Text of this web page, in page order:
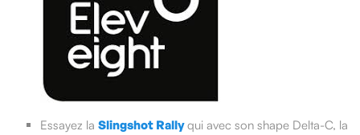
Essayez la Slingshot Rallyqui avec son shape Delta-C, la